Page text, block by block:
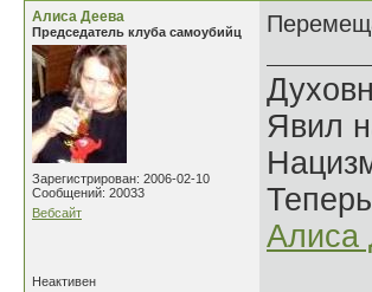
Алиса Деева
Председатель клуба самоубийц
Зарегистрирован: 2006-02-10
Сообщений: 20033
Вебсайт
Явил
Алиса
Неактивен